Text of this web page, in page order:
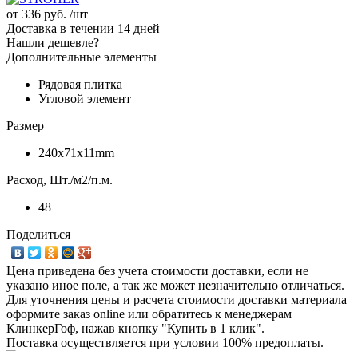
от 336 руб. /шт
Доставка в течении 14 дней
Нашли дешевле?
Дополнительные элементы
Рядовая плитка
Угловой элемент
Размер
240x71x11mm
Расход, Шт./м2/п.м.
48
Поделиться
Цена приведена без учета стоимости доставки, если не
указано иное поле, а так же может незначительно отличаться.
Для уточнения цены и расчета стоимости доставки материала
оформите заказ online или обратитесь к менеджерам
КлинкерГоф, нажав кнопку "Купить в 1 клик".
Поставка осуществляется при условии 100% предоплаты.